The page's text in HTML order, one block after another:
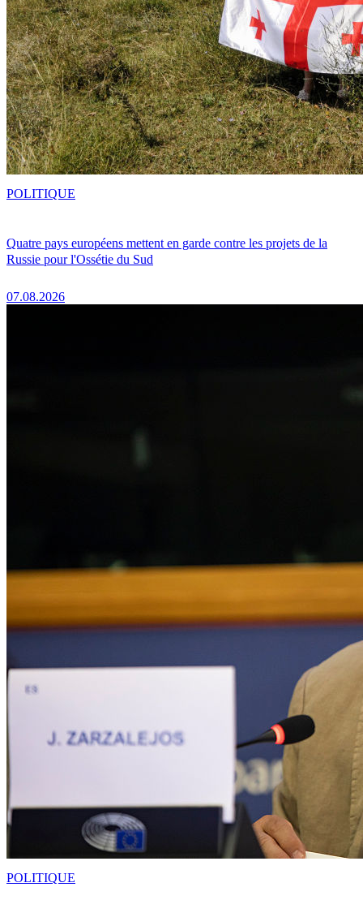
Quatre pays européens mettent en garde contre les projets de la
Russie pour l'Ossétie du Sud
07.08.2026
POLITIQUE
POLITIQUE